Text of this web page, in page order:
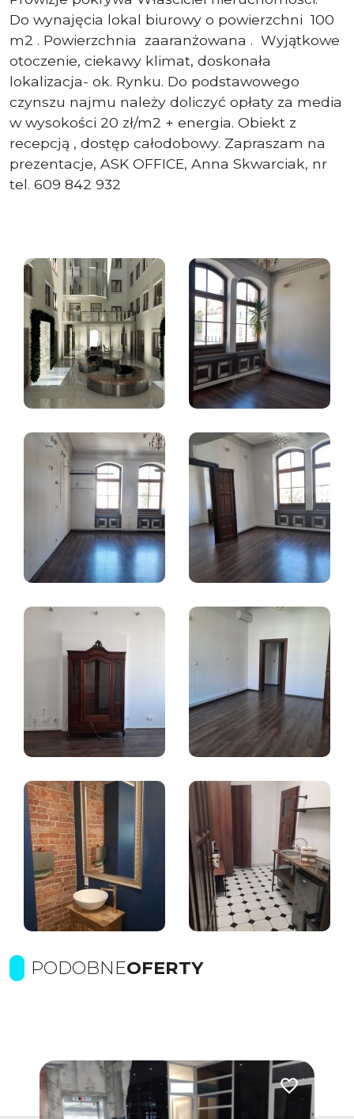
Do wynajęcia lokal biurowy o powierzchni 100
m2 . Powierzchnia zaaranżowana . Wyjątkowe
otoczenie, ciekawy klimat, doskonała
lokalizacja- ok. Rynku. Do podstawowego
czynszu najmu należy doliczyć opłaty za media
w wysokości 20 zł/m2 + energia. Obiekt z
recepcją , dostęp całodobowy. Zapraszam na
prezentacje, ASK OFFICE, Anna Skwarciak, nr
tel. 609 842 932
PODOBNEOFERTY
Dodaj do ulubionych Dodaj do